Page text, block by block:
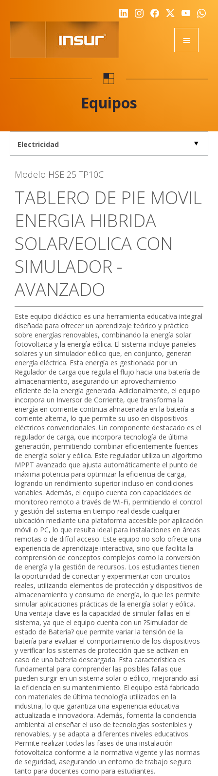
NOTICIAS
NOSOTROS
DESAFIO
Equipos
Modelo HSE 25 TP10C
TABLERO DE PIE MOVIL
ENERGIA HIBRIDA
SOLAR/EOLICA CON
SIMULADOR -
AVANZADO
Este equipo didáctico es una herramienta educativa integral
diseñada para ofrecer un aprendizaje teórico y práctico
sobre energías renovables, combinando la energía solar
fotovoltaica y la energía eólica. El sistema incluye paneles
solares y un simulador eólico que, en conjunto, generan
energía eléctrica. Esta energía es gestionada por un
Regulador de carga que regula el flujo hacia una batería de
almacenamiento, asegurando un aprovechamiento
eficiente de la energía generada. Adicionalmente, el equipo
incorpora un Inversor de Corriente, que transforma la
energía en corriente continua almacenada en la batería a
corriente alterna, lo que permite su uso en dispositivos
eléctricos convencionales. Un componente destacado es el
regulador de carga, que incorpora tecnología de última
generación, permitiendo combinar eficientemente fuentes
de energía solar y eólica. Este regulador utiliza un algoritmo
MPPT avanzado que ajusta automáticamente el punto de
máxima potencia para optimizar la eficiencia de carga,
logrando un rendimiento superior incluso en condiciones
variables. Además, el equipo cuenta con capacidades de
monitoreo remoto a través de Wi-Fi, permitiendo el control
y gestión del sistema en tiempo real desde cualquier
ubicación mediante una plataforma accesible por aplicación
móvil o PC, lo que resulta ideal para instalaciones en áreas
remotas o de difícil acceso. Este equipo no solo ofrece una
experiencia de aprendizaje interactiva, sino que facilita la
comprensión de conceptos complejos como la conversión
de energía y la gestión de recursos. Los estudiantes tienen
la oportunidad de conectar y experimentar con circuitos
reales, utilizando elementos de protección y dispositivos de
almacenamiento y consumo de energía, lo que les permite
simular aplicaciones prácticas de la energía solar y eólica.
Una ventaja clave es la capacidad de simular fallas en el
sistema, ya que el equipo cuenta con un ?Simulador de
estado de Batería? que permite variar la tensión de la
batería para evaluar el comportamiento de los dispositivos
y verificar los sistemas de protección que se activan en
caso de una batería descargada. Esta característica es
fundamental para comprender las posibles fallas que
pueden surgir en un sistema solar o eólico, mejorando así
la eficiencia en su mantenimiento. El equipo está fabricado
con materiales de última tecnología utilizados en la
industria, lo que garantiza una experiencia educativa
actualizada e innovadora. Además, fomenta la conciencia
ambiental al enseñar el uso de tecnologías sostenibles y
renovables, y se adapta a diferentes niveles educativos.
Permite realizar todas las fases de una instalación
fotovoltaica conforme a la normativa vigente y las normas
de seguridad, asegurando un entorno de trabajo seguro
tanto para docentes como para estudiantes.